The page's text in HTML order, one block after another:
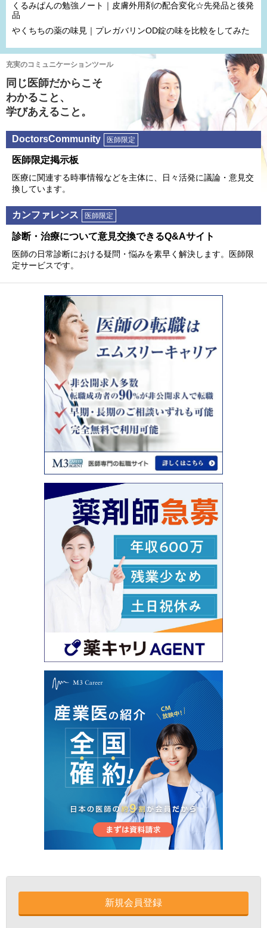
くるみぱんの勉強ノート｜皮膚外用剤の配合変化☆先発品と後発
品
やくちちの薬の味見｜プレガバリンOD錠の味を比較をしてみた
充実のコミュニケーションツール
同じ医師だからこそ
わかること、
学びあえること。
DoctorsCommunity 医師限定
医師限定掲⽰板
医療に関連する時事情報などを主体に、⽇々活発に議論・意⾒交
換しています。
カンファレンス 医師限定
診断・治療について意⾒交換できるQ&Aサイト
医師の⽇常診断における疑問・悩みを素早く解決します。医師限
定サービスです。
新規会員登録